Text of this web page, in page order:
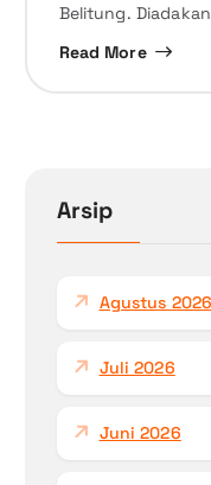
Belitung.
Read More
Arsip
Agustus 2026
Juli 2026
Juni 2026